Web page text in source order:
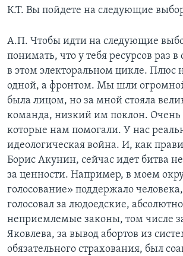
К.Т. Вы пойдете на следующие
А.П. Чтобы идти на следующие
понимать, что у тебя ресурсов раз
в этом электоральном цикле. Плюс
одной, а фронтом. Мы шли
была лицом, но за мной стояла
команда, низкий им поклон.
которые нам помогали. У нас
идеологическая война. И, как
Борис Акунин, сейчас идет битва
за ценности. Например, в моем
голосование» поддержало
голосовал за людоедские, абсолютно
неприемлемые законы, том числе
Яковлева, за вывод абортов из
обязательного страхования, был